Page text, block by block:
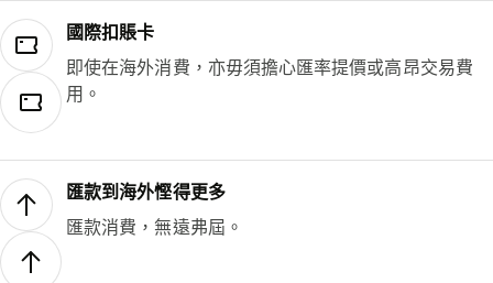
國際扣賬卡
即使在海外消費，亦毋須擔心匯率提價或高昂交易費
用。
匯款到海外慳得更多
匯款消費，無遠弗屆。